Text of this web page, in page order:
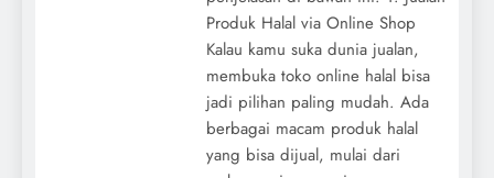
Produk Halal via Online Shop
Kalau kamu suka dunia jualan,
membuka toko online halal bisa
jadi pilihan paling mudah. Ada
berbagai macam produk halal
yang bisa dijual, mulai dari